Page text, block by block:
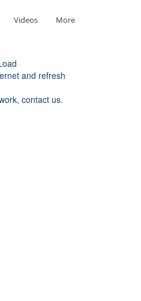
Videos More
and refresh
contact us.